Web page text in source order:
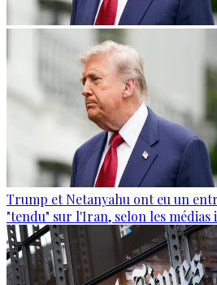
Trump et Netanyahu ont eu un
"tendu" sur l'Iran, selon les médias